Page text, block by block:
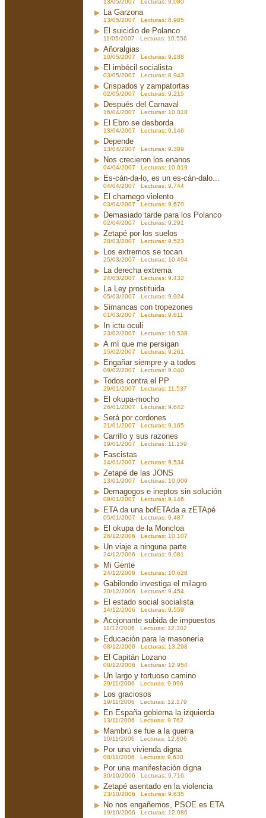
13/05/2007 Lecturas: 9.080
La Garzona
13/05/2007 Lecturas: 8.985
El suicidio de Polanco
11/05/2007 Lecturas: 10.556
Añoralgias
10/05/2007 Lecturas: 9.188
El imbécil socialista
03/05/2007 Lecturas: 8.943
Crispados y zampatortas
02/05/2007 Lecturas: 9.215
Después del Carnaval
16/04/2007 Lecturas: 10.018
El Ebro se desborda
13/04/2007 Lecturas: 9.146
Depende
13/04/2007 Lecturas: 9.389
Nos crecieron los enanos
04/04/2007 Lecturas: 10.019
Es-cán-da-lo, es un es-cán-dalo...
04/04/2007 Lecturas: 9.744
El charnego violento
03/04/2007 Lecturas: 9.670
Demasiado tarde para los Polanco
02/04/2007 Lecturas: 9.291
Zetapé por los suelos
28/03/2007 Lecturas: 9.523
Los extremos se tocan
25/03/2007 Lecturas: 10.494
La derecha extrema
24/03/2007 Lecturas: 9.432
La Ley prostituida
05/03/2007 Lecturas: 9.924
Simancas con tropezones
01/03/2007 Lecturas: 9.611
In ictu oculi
23/02/2007 Lecturas: 10.538
A mí que me persigan
15/02/2007 Lecturas: 9.261
Engañar siempre y a todos
09/02/2007 Lecturas: 9.040
Todos contra el PP
29/01/2007 Lecturas: 11.537
El okupa-mocho
26/01/2007 Lecturas: 9.642
Será por cordones
21/01/2007 Lecturas: 9.165
Carrillo y sus razones
19/01/2007 Lecturas: 11.159
Fascistas
14/01/2007 Lecturas: 9.534
Zetapé de las JONS
13/01/2007 Lecturas: 10.009
Demagogos e ineptos sin solución
09/01/2007 Lecturas: 9.146
ETA da una bofETAda a zETApé
05/01/2007 Lecturas: 9.487
El okupa de la Moncloa
26/12/2006 Lecturas: 10.107
Un viaje a ninguna parte
24/12/2006 Lecturas: 9.081
Mi Gente
24/12/2006 Lecturas: 10.628
Gabilondo investiga el milagro
20/12/2006 Lecturas: 9.454
El estado social socialista
14/12/2006 Lecturas: 9.559
Acojonante subida de impuestos
11/12/2006 Lecturas: 12.302
Educación para la masonería
08/12/2006 Lecturas: 13.298
El Capitán Lozano
08/12/2006 Lecturas: 12.954
Un largo y tortuoso camino
29/11/2006 Lecturas: 9.096
Los graciosos
19/11/2006 Lecturas: 12.179
En España gobierna la izquierda
13/11/2006 Lecturas: 9.762
Mambrú se fue a la guerra
10/11/2006 Lecturas: 12.806
Por una vivienda digna
08/11/2006 Lecturas: 9.630
Por una manifestación digna
30/10/2006 Lecturas: 9.716
Zetapé asentado en la violencia
23/10/2006 Lecturas: 9.635
No nos engañemos, PSOE es ETA
19/10/2006 Lecturas: 12.086